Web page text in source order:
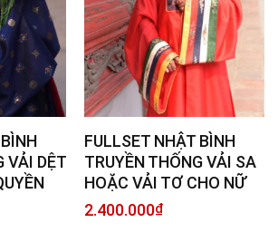
VẢI DỆT
FULLSET NHẬT BÌNH
TRUYỀN THỐNG VẢI SA
HOẶC VẢI TƠ CHO NỮ
2.400.000₫